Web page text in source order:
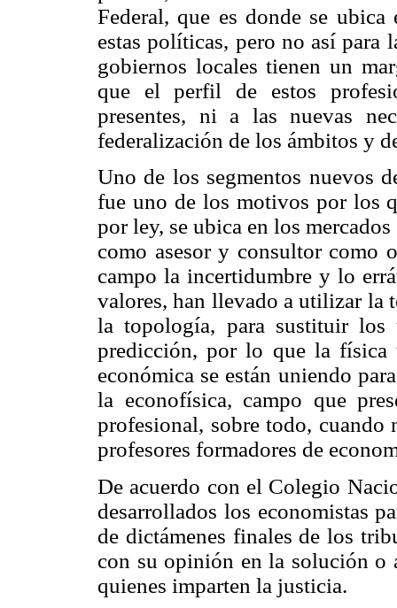
Federal, que es donde se
estas políticas, pero no así para
gobiernos locales tienen un
que el perfil de estos
presentes, ni a las nuevas
federalización de los ámbitos y
Uno de los segmentos nuevos
fue uno de los motivos por los
por ley, se ubica en los
como asesor y consultor como
campo la incertidumbre y lo
valores, han llevado a utilizar la
la topología, para sustituir los
predicción, por lo que la física
económica se están uniendo
la econofísica, campo que
profesional, sobre todo, cuando
profesores formadores de
De acuerdo con el Colegio
desarrollados los economistas
de dictámenes finales de los
con su opinión en la solución
quienes imparten la justicia.